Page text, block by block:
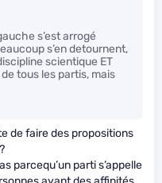
s’est arrogé
s’en detournent,
scientique ET
tous les partis, mais
de faire des propositions
parcequ’un parti s’appelle